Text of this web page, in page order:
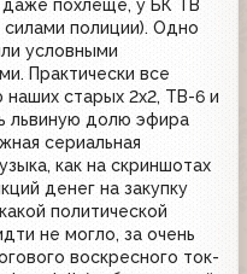
даже похлеще, у БК ТВ
полиции). Одно
условными
Практически все
старых 2х2, ТВ-6 и
львиную долю эфира
сериальная
как на скриншотах
денег на закупку
политической
не могло, за очень
воскресного ток-